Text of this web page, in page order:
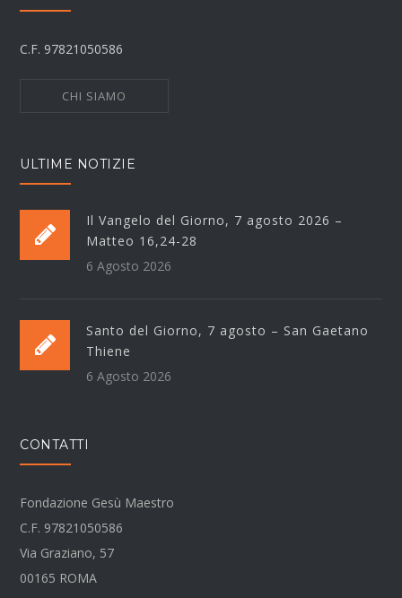
C.F. 97821050586
CHI SIAMO
ULTIME NOTIZIE
Il Vangelo del Giorno, 7 agosto 2026 –
Matteo 16,24-28
6 Agosto 2026
Santo del Giorno, 7 agosto – San Gaetano
Thiene
6 Agosto 2026
CONTATTI
Fondazione Gesù Maestro
C.F. 97821050586
Via Graziano, 57
00165 ROMA